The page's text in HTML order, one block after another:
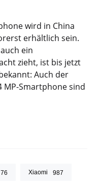
wird in China
erhältlich sein.
ein
zieht, ist bis jetzt
Auch der
MP-Smartphone sind
76 Xiaomi 987